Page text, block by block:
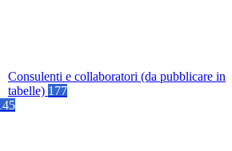
Consulenti e collaboratori (da pubblicare in
tabelle) 177